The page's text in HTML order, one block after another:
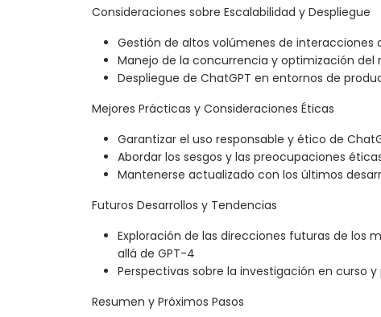
Consideraciones sobre Escalabilidad y Despliegue
Gestión de altos volúmenes de interacciones
Manejo de la concurrencia y optimización del
Despliegue de ChatGPT en entornos de
Mejores Prácticas y Consideraciones Éticas
Garantizar el uso responsable y ético de
Abordar los sesgos y las preocupaciones
Mantenerse actualizado con los últimos
Futuros Desarrollos y Tendencias
Exploración de las direcciones futuras de los
allá de GPT-4
Perspectivas sobre la investigación en curso
Resumen y Próximos Pasos